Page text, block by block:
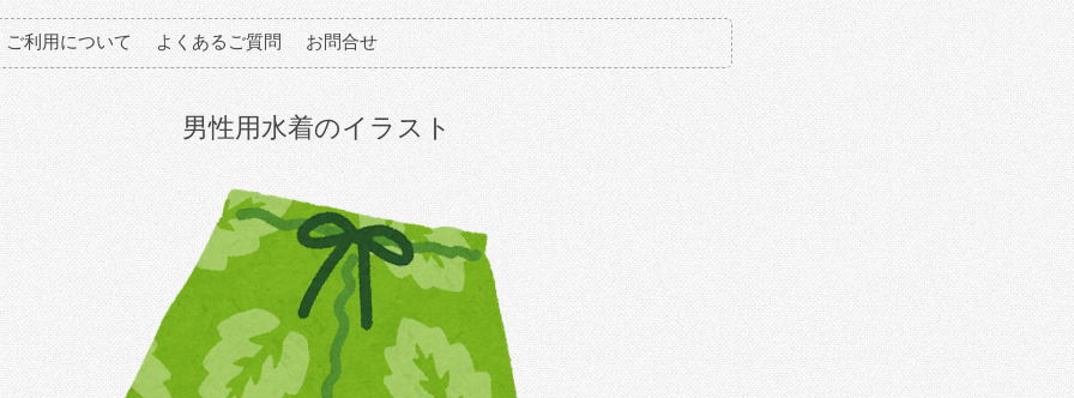
ご利用について よくあるご質問 お問合せ
男性用水着のイラスト